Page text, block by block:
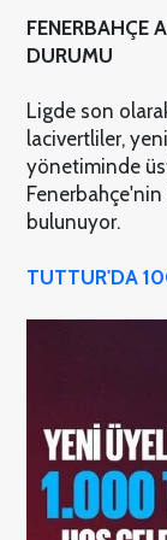
FENERBAHÇE
DURUMU
Ligde son
lacivertliler,
yönetiminde
bulunuyor.
TUTTUR'DA